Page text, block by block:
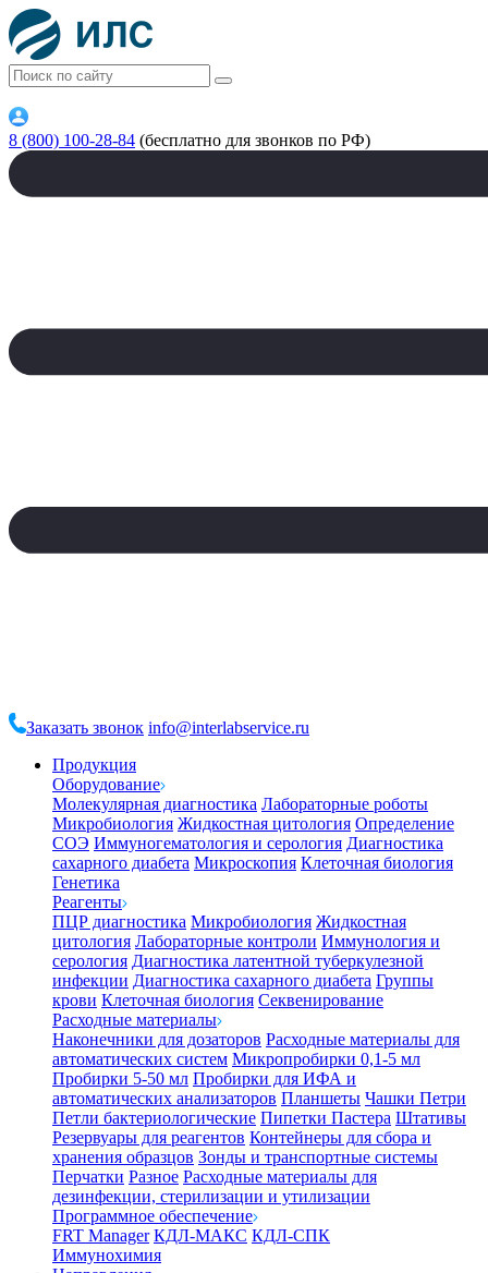
8 (800) 100-28-84 (бесплатно для звонков по РФ)
Заказать звонок info@interlabservice.ru
Продукция
Оборудование
Молекулярная диагностика Лабораторные роботы
Микробиология Жидкостная цитология Определение
СОЭ Иммуногематология и серология Диагностика
сахарного диабета Микроскопия Клеточная биология
Генетика
Реагенты
ПЦР диагностика Микробиология Жидкостная
цитология Лабораторные контроли Иммунология и
серология Диагностика латентной туберкулезной
инфекции Диагностика сахарного диабета Группы
крови Клеточная биология Секвенирование
Расходные материалы
Наконечники для дозаторов Расходные материалы для
автоматических систем Микропробирки 0,1-5 мл
Пробирки 5-50 мл Пробирки для ИФА и
автоматических анализаторов Планшеты Чашки Петри
Петли бактериологические Пипетки Пастера Штативы
Резервуары для реагентов Контейнеры для сбора и
хранения образцов Зонды и транспортные системы
Перчатки Разное Расходные материалы для
дезинфекции, стерилизации и утилизации
Программное обеспечение
FRT Manager КДЛ-МАКС КДЛ-СПК
Иммунохимия